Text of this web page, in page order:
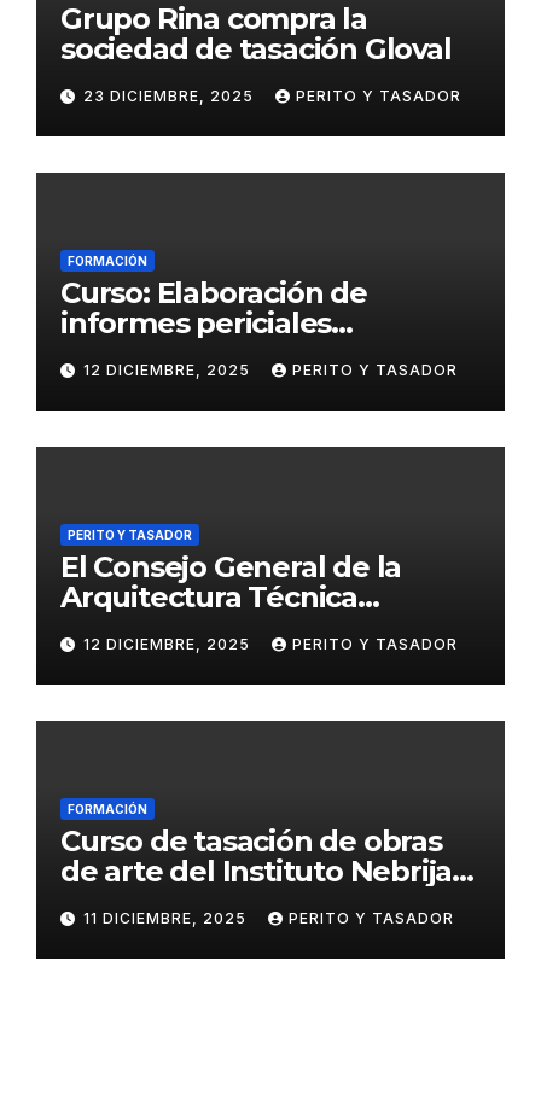
Grupo Rina compra la
sociedad de tasación Gloval
23 DICIEMBRE, 2025 PERITO Y TASADOR
FORMACIÓN
Curso: Elaboración de
informes periciales
penal
12 DICIEMBRE, 2025 PERITO Y TASADOR
PERITO Y TASADOR
El Consejo General de la
Arquitectura Técnica
tasadores hipotecarios
12 DICIEMBRE, 2025 PERITO Y TASADOR
FORMACIÓN
Curso de tasación de obras
de arte del Instituto Nebrija
11 DICIEMBRE, 2025 PERITO Y TASADOR